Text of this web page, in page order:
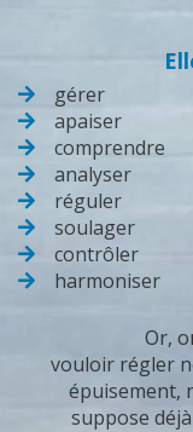
gérer
apaiser
comprendre
analyser
réguler
soulager
contrôler
harmoniser
Or,
vouloir régler
épuisement,
suppose